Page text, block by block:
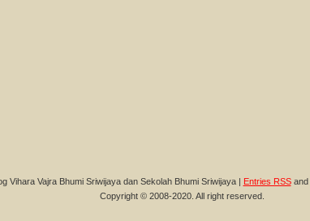
Vihara Vajra Bhumi Sriwijaya dan Sekolah Bhumi Sriwijaya | Entries RSSand
Copyright © 2008-2020. All right reserved.